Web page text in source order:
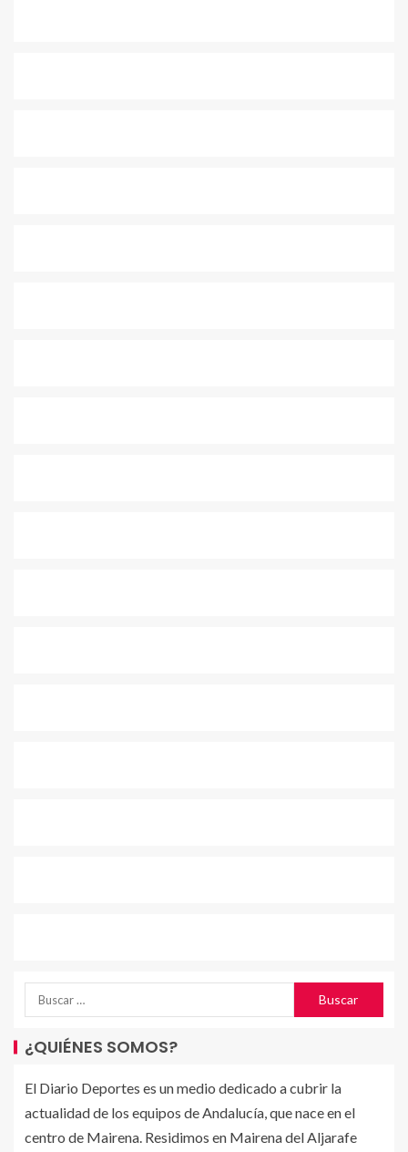
¿QUIÉNES SOMOS?
El Diario Deportes es un medio dedicado a cubrir la
actualidad de los equipos de Andalucía, que nace en el
centro de Mairena. Residimos en Mairena del Aljarafe